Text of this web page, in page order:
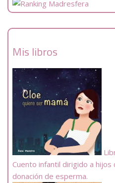
Mis libros
Cuento infantil dirigido a
donación de esperma.